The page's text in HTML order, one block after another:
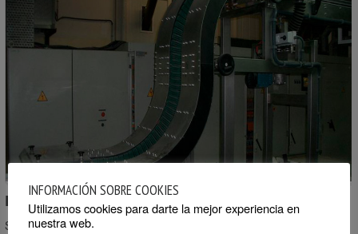
Project description:
System to raise or lower the product (round cookie packages,
INFORMACIÓN SOBRE COOKIES
Utilizamos cookies para darte la mejor experiencia en
nuestra web.